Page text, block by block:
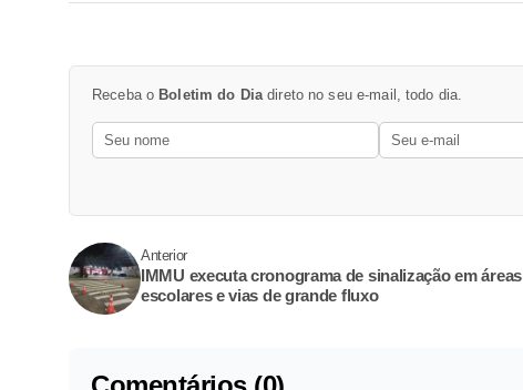
Receba o Boletim do Diadireto no seu e-mail, todo dia.
Anterior
IMMU executa cronograma de sinalização em áreas
escolares e vias de grande fluxo